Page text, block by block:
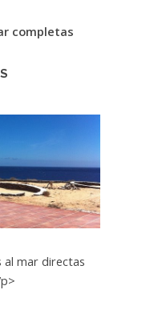
completas
al mar directas